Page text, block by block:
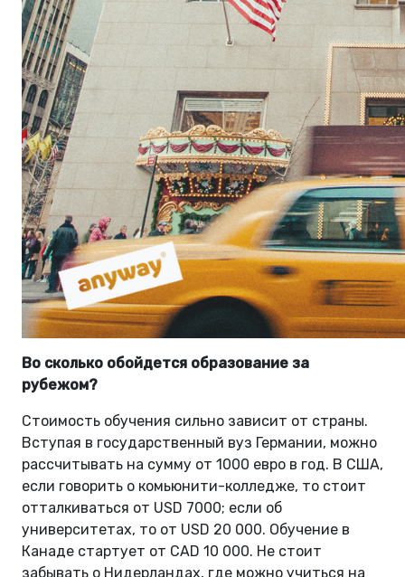
Во сколько обойдется образование за
рубежом?
Стоимость обучения сильно зависит от страны.
Вступая в государственный вуз Германии, можно
рассчитывать на сумму от 1000 евро в год. В США,
если говорить о комьюнити-колледже, то стоит
отталкиваться от USD 7000; если об
университетах, то от USD 20 000. Обучение в
Канаде стартует от CAD 10 000. Не стоит
забывать о Нидерландах, где можно учиться на